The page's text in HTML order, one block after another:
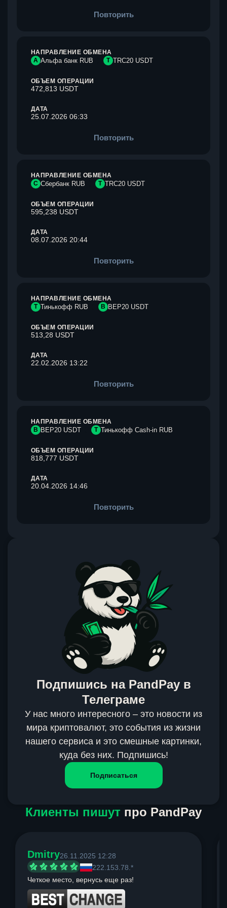
Повторить
НАПРАВЛЕНИЕ ОБМЕНА
А Альфа банк RUB T TRC20 USDT
ОБЪЕМ ОПЕРАЦИИ
472,813 USDT
ДАТА
25.07.2026 06:33
Повторить
НАПРАВЛЕНИЕ ОБМЕНА
С Сбербанк RUB T TRC20 USDT
ОБЪЕМ ОПЕРАЦИИ
595,238 USDT
ДАТА
08.07.2026 20:44
Повторить
НАПРАВЛЕНИЕ ОБМЕНА
Т Тинькофф RUB B BEP20 USDT
ОБЪЕМ ОПЕРАЦИИ
513,28 USDT
ДАТА
22.02.2026 13:22
Повторить
НАПРАВЛЕНИЕ ОБМЕНА
B BEP20 USDT Т Тинькофф Cash-in RUB
ОБЪЕМ ОПЕРАЦИИ
818,777 USDT
ДАТА
20.04.2026 14:46
Повторить
Подпишись на PandPay в
Телеграме
У нас много интересного – это новости из
мира криптовалют, это события из жизни
нашего сервиса и это смешные картинки,
куда без них. Подпишись!
Подписаться
Клиенты пишут про PandPay
Dmitry26.11.2025 12:28
222.153.78.*
Четкое место, вернусь еще раз!